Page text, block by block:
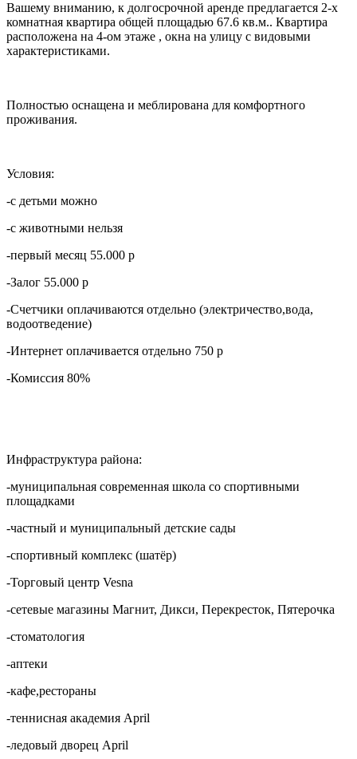
Вашему вниманию, к долгосрочной аренде предлагается 2-х
комнатная квартира общей площадью 67.6 кв.м.. Квартира
расположена на 4-ом этаже , окна на улицу с видовыми
характеристиками.
Полностью оснащена и меблирована для комфортного
проживания.
Условия:
-с детьми можно
-с животными нельзя
-первый месяц 55.000 р
-Залог 55.000 р
-Счетчики оплачиваются отдельно (электричество,вода,
водоотведение)
-Интернет оплачивается отдельно 750 р
-Комиссия 80%
Инфраструктура района:
-муниципальная современная школа со спортивными
площадками
-частный и муниципальный детские сады
-спортивный комплекс (шатёр)
-Торговый центр Vesna
-сетевые магазины Магнит, Дикси, Перекресток, Пятерочка
-стоматология
-аптеки
-кафе,рестораны
-теннисная академия April
-ледовый дворец April